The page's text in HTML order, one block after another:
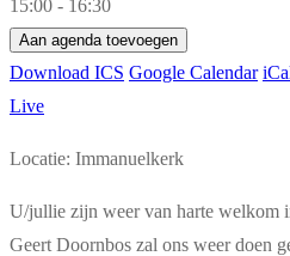
15:00 - 16:30
Aan agenda toevoegen
Download ICS Google Calendar
Live
Locatie: Immanuelkerk
U/jullie zijn weer van harte welkom
Geert Doornbos zal ons weer doen